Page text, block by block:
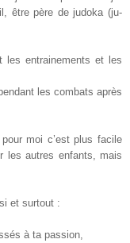
être père de judoka (ju-
les entrainements et les
les combats après
moi c’est plus facile
les autres enfants, mais
et surtout :
à ta passion,